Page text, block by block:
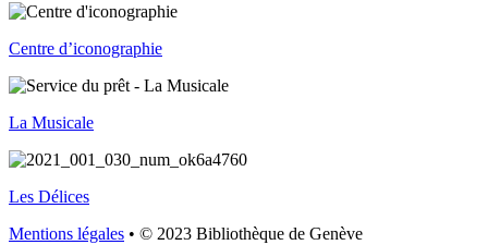
Centre d’iconographie
La Musicale
Les Délices
Mentions légales • © 2023 Bibliothèque de Genève